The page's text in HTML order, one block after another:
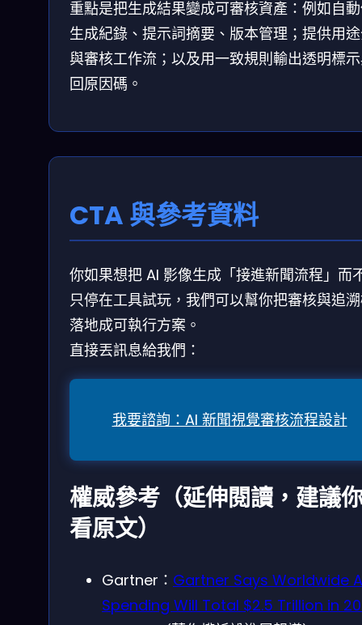
重點是把生成結果變成可審核資產：例如自
生成紀錄、提示詞摘要、版本管理；提供用
與審核工作流；以及用一致規則輸出透明標
回原因碼。
CTA 與參考資料
你如果想把 AI 影像生成「接進新聞流程」而
只停在工具試玩，我們可以幫你把審核與追
落地成可執行方案。
直接丟訊息給我們：
我要諮詢：AI 新聞視覺審核流程設計
權威參考（延伸閱讀，建議
看原文）
Gartner： Gartner Says Worldwide
Spending Will Total $2.5 Trillion in